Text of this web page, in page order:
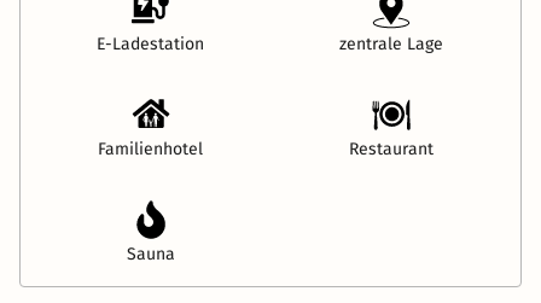
E-Ladestation zentrale Lage
Familienhotel Restaurant
Sauna